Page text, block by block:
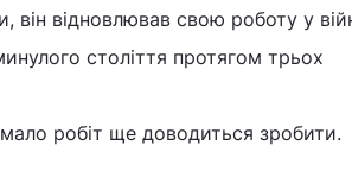
він відновлював свою роботу у
століття протягом трьох
робіт ще доводиться зробити.